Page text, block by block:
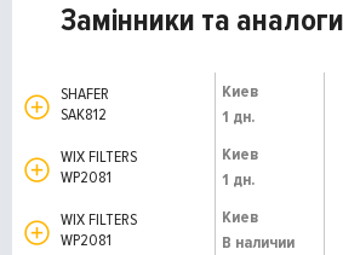
Замінники та аналоги
SHAFER
SAK812
Киев
1 дн.
WIX FILTERS
WP2081
Киев
1 дн.
WIX FILTERS
WP2081
Киев
В наличии